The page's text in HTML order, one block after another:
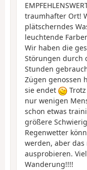
traumhafter Ort!
plätscherndes
leuchtende
Wir haben die
Störungen durch
Stunden
Zügen genossen
sie endet
nur wenigen
schon etwas
größere
Regenwetter
werden, aber
ausprobieren.
Wanderung!!!!